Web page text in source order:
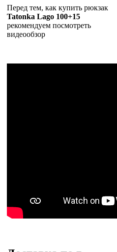
Перед тем, как купить рюкзак
Tatonka Lago 100+15
рекомендуем посмотреть
видеообзор